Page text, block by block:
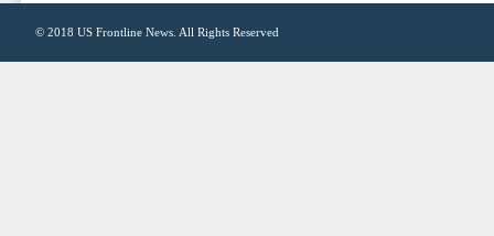
© 2018 US Frontline News . All Rights Reserved